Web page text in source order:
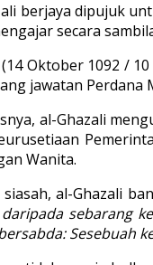
berjaya dipujuk
secara
Oktober 1092 /
jawatan Perdana
al-Ghazali
Wanita.
al-Ghazali
sebarang
Sesebuah